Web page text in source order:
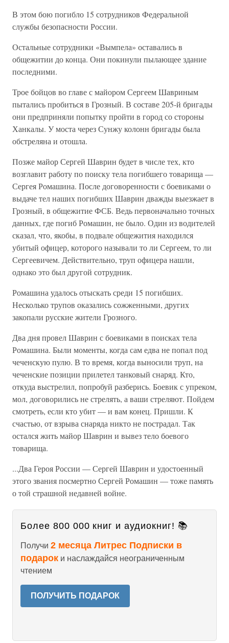
В этом бою погибло 15 сотрудников Федеральной
службы безопасности России.
Остальные сотрудники «Вымпела» оставались в
общежитии до конца. Они покинули пылающее здание
последними.
Трое бойцов во главе с майором Сергеем Шавриным
пытались пробиться в Грозный. В составе 205-й бригады
они предприняли попытку пройти в город со стороны
Ханкалы. У моста через Сунжу колонн бригады была
обстреляна и отошла.
Позже майор Сергей Шаврин будет в числе тех, кто
возглавит работу по поиску тела погибшего товарища —
Сергея Ромашина. После договоренности с боевиками о
выдаче тел наших погибших Шаврин дважды выезжает в
Грозный, в общежитие ФСБ. Ведь первоначально точных
данных, где погиб Ромашин, не было. Один из водителей
сказал, что, якобы, в подвале общежития находился
убитый офицер, которого называли то ли Сергеем, то ли
Сергеевичем. Действительно, труп офицера нашли,
однако это был другой сотрудник.
Ромашина удалось отыскать среди 15 погибших.
Несколько трупов оказались сожженными, других
закопали русские жители Грозного.
Два дня провел Шаврин с боевиками в поисках тела
Ромашина. Были моменты, когда сам едва не попал под
чеченскую пулю. В то время, когда выносили труп, на
чеченские позиции прилетел танковый снаряд. Кто,
откуда выстрелил, попробуй разберись. Боевик с упреком,
мол, договорились не стрелять, а ваши стреляют. Пойдем
смотреть, если кто убит — и вам конец. Пришли. К
счастью, от взрыва снаряда никто не пострадал. Так
остался жить майор Шаврин и вывез тело боевого
товарища.
...Два Героя России — Сергей Шаврин и удостоенный
этого звания посмертно Сергей Ромашин — тоже память
о той страшной недавней войне.
Более 800 000 книг и аудиокниг! 📚
Получи 2 месяца Литрес Подписки в
подарок и наслаждайся неограниченным
чтением
ПОЛУЧИТЬ ПОДАРОК